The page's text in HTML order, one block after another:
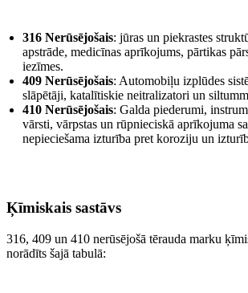
316 Nerūsējošais: jūras un piekrastes
apstrāde, medicīnas aprīkojums, pārtikas
iezīmes.
409 Nerūsējošais: Automobiļu izplūdes
slāpētāji, katalītiskie neitralizatori un
410 Nerūsējošais: Galda piederumi,
vārsti, vārpstas un rūpnieciskā aprīkojuma
nepieciešama izturība pret koroziju un
Ķīmiskais sastāvs
316, 409 un 410 nerūsējošā tērauda marku
norādīts šajā tabulā: